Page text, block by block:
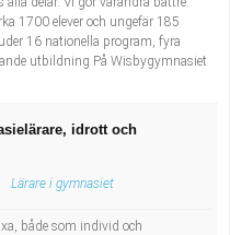
1700 elever och ungefär 185
16 nationella program, fyra
utbildning På Wisbygymnasiet
idrott och
Lärare i gymnasiet
både som individ och